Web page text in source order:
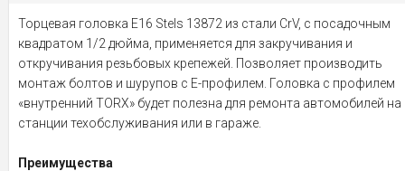
Торцевая головка Е16 Stels 13872 из стали CrV, с посадочным
квадратом 1/2 дюйма, применяется для закручивания и
откручивания резьбовых крепежей. Позволяет производить
монтаж болтов и шурупов с Е-профилем. Головка с профилем
«внутренний TORX» будет полезна для ремонта автомобилей на
станции техобслуживания или в гараже.
Преимущества